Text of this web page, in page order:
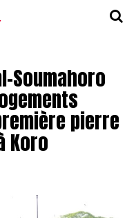
Soumahoro
pierre
Koro